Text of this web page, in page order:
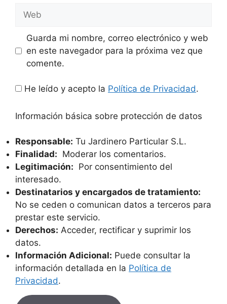
Guarda mi nombre, correo electrónico y web
en este navegador para la próxima vez que
comente.
He leído y acepto la Política de Privacidad.
Información básica sobre protección de datos
Responsable: Tu Jardinero Particular S.L.
Finalidad: Moderar los comentarios.
Legitimación: Por consentimiento del
interesado.
Destinatarios y encargados de tratamiento:
No se ceden o comunican datos a terceros para
prestar este servicio.
Derechos: Acceder, rectificar y suprimir los
datos.
Información Adicional: Puede consultar la
información detallada en la Política de
Privacidad.